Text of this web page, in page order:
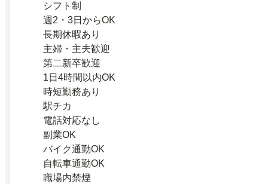
シフト制
週2・3日からOK
長期休暇あり
主婦・主夫歓迎
第二新卒歓迎
1日4時間以内OK
時短勤務あり
駅チカ
電話対応なし
副業OK
バイク通勤OK
自転車通勤OK
職場内禁煙